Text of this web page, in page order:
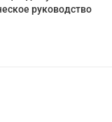
руководство